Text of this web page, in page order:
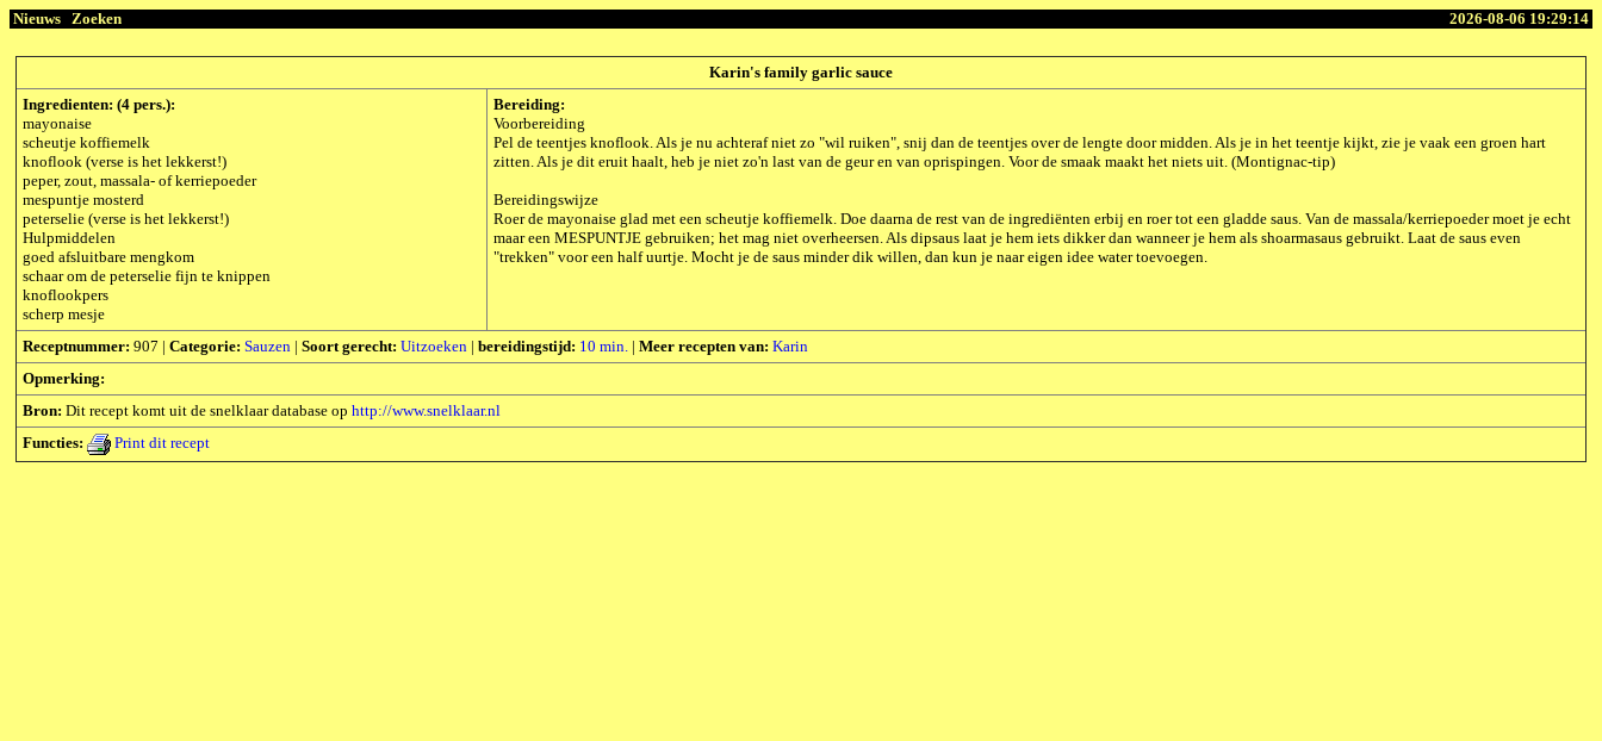
Nieuws Zoeken 2026-08-06 19:29:14
Karin's family garlic sauce
Ingredienten: (4 pers.):
mayonaise
scheutje koffiemelk
knoflook (verse is het lekkerst!)
peper, zout, massala- of kerriepoeder
mespuntje mosterd
peterselie (verse is het lekkerst!)
Hulpmiddelen
goed afsluitbare mengkom
schaar om de peterselie fijn te knippen
knoflookpers
scherp mesje
Bereiding:
Voorbereiding
Pel de teentjes knoflook. Als je nu achteraf niet zo "wil ruiken", snij dan de teentjes over de lengte door midden. Als je in het teentje kijkt, zie je vaak een groen hart
zitten. Als je dit eruit haalt, heb je niet zo'n last van de geur en van oprispingen. Voor de smaak maakt het niets uit. (Montignac-tip)
Bereidingswijze
Roer de mayonaise glad met een scheutje koffiemelk. Doe daarna de rest van de ingrediënten erbij en roer tot een gladde saus. Van de massala/kerriepoeder moet je echt
maar een MESPUNTJE gebruiken; het mag niet overheersen. Als dipsaus laat je hem iets dikker dan wanneer je hem als shoarmasaus gebruikt. Laat de saus even
"trekken" voor een half uurtje. Mocht je de saus minder dik willen, dan kun je naar eigen idee water toevoegen.
Receptnummer: 907 | Categorie: Sauzen | Soort gerecht: Uitzoeken | bereidingstijd: 10 min. | Meer recepten van: Karin
Opmerking:
Bron: Dit recept komt uit de snelklaar database op http://www.snelklaar.nl
Functies:
Print dit recept